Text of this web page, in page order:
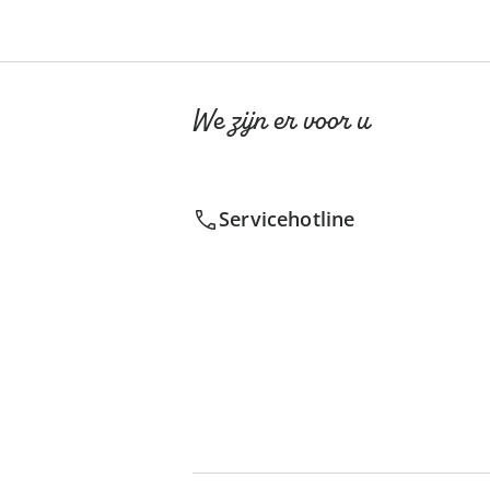
We zijn er voor u
Servicehotline